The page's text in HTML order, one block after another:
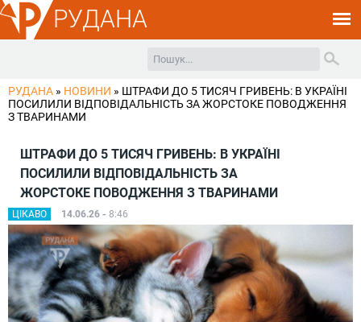
РУДАНА
РУДАНА » НОВИНИ » ШТРАФИ ДО 5 ТИСЯЧ ГРИВЕНЬ: В УКРАЇНІ
ПОСИЛИЛИ ВІДПОВІДАЛЬНІСТЬ ЗА ЖОРСТОКЕ ПОВОДЖЕННЯ
З ТВАРИНАМИ
ШТРАФИ ДО 5 ТИСЯЧ ГРИВЕНЬ: В УКРАЇНІ
ПОСИЛИЛИ ВІДПОВІДАЛЬНІСТЬ ЗА
ЖОРСТОКЕ ПОВОДЖЕННЯ З ТВАРИНАМИ
ЦІКАВО 14.06.26 - 8:46